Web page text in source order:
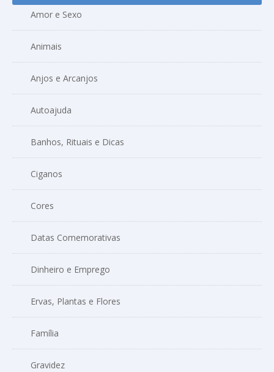
Amor e Sexo
Animais
Anjos e Arcanjos
Autoajuda
Banhos, Rituais e Dicas
Ciganos
Cores
Datas Comemorativas
Dinheiro e Emprego
Ervas, Plantas e Flores
Família
Gravidez